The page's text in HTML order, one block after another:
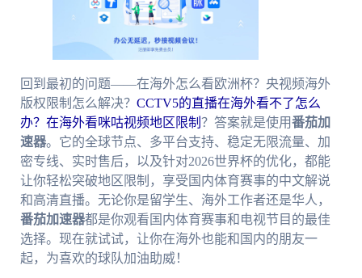
回到最初的问题——在海外怎么看欧洲杯？央视频海外
版权限制怎么解决？ CCTV5的直播在海外看不了怎么
办？ 在海外看咪咕视频地区限制 ？答案就是使用番茄加
速器。它的全球节点、多平台支持、稳定无限流量、加
密专线、实时售后，以及针对2026世界杯的优化，都能
让你轻松突破地区限制，享受国内体育赛事的中文解说
和高清直播。无论你是留学生、海外工作者还是华人，
番茄加速器都是你观看国内体育赛事和电视节目的最佳
选择。现在就试试，让你在海外也能和国内的朋友一
起，为喜欢的球队加油助威！